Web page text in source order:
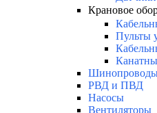
Крановое
Пульты
РВД и ПВД
Насосы
Вентиляторы